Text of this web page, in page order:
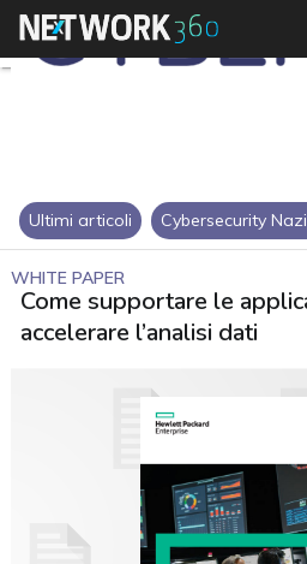
Ultimi articoli Cybersecurity
WHITE PAPER
Come supportare le
accelerare l’analisi dati